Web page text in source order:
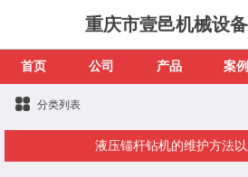
重庆市壹邑机械设
首页 公司 产品 案例
分类列表
液压锚杆钻机的维护方法